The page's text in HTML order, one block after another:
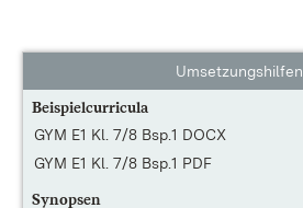
Umsetzungshilfen
Beispielcurricula
GYM E1 Kl. 7/8 Bsp.1 DOCX
GYM E1 Kl. 7/8 Bsp.1 PDF
Synopsen